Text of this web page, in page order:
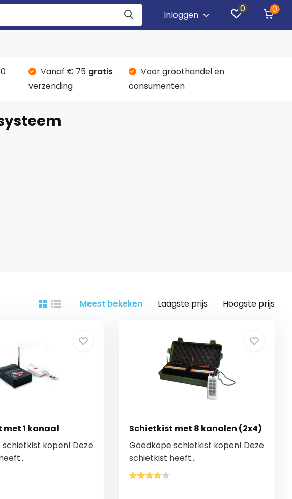
Inloggen
0 0
Vanaf € 75 gratis
verzending
Voor groothandel en
consumenten
Meest bekeken Laagste prijs Hoogste prijs
met 1 kanaal
kopen! Deze
Schietkist met 8 kanalen (2x4)
Goedkope schietkist kopen! Deze
schietkist heeft...